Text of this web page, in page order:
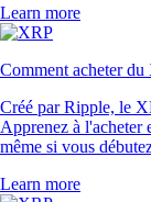
Learn more
Comment acheter
Créé par Ripple, le
Apprenez à l'acheter
même si vous
Learn more